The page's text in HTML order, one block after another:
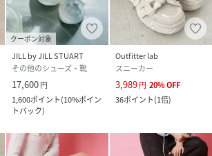
クーポン対象
JILL by JILL STUART
その他のシューズ・靴
17,600円
1,600ポイント(10%ポイン
トバック)
Outfitter lab
スニーカー
3,989円 20%OFF
36ポイント(1倍)